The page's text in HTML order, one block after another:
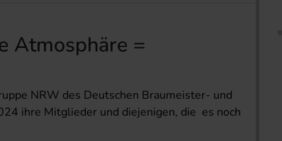
Atmosphäre =
NRW des Deutschen Braumeister- und
ihre Mitglieder und diejenigen, die es noch